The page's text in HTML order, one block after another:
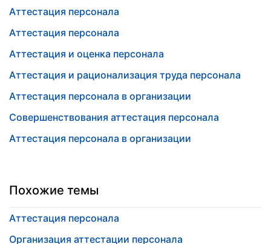
Аттестация персонала
Аттестация персонала
Аттестация и оценка персонала
Аттестация и рационализация труда персонала
Аттестация персонала в организации
Совершенствования аттестация персонала
Аттестация персонала в организации
Похожие темы
Аттестация персонала
Организация аттестации персонала